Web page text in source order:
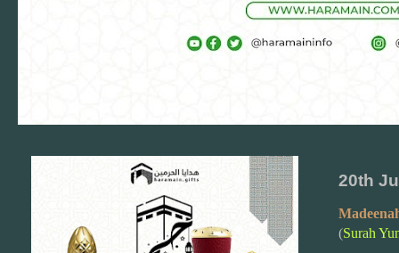
20th
(Surah